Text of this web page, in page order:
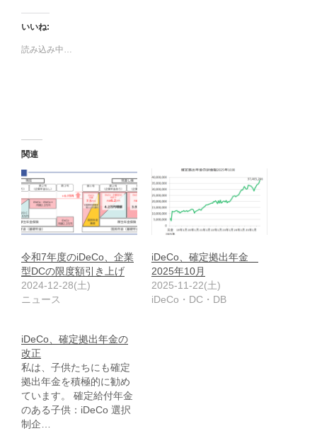
いいね:
読み込み中…
関連
令和7年度のiDeCo、企業
型DCの限度額引き上げ
2024-12-28(土)
ニュース
iDeCo、確定拠出年金
2025年10月
2025-11-22(土)
iDeCo・DC・DB
iDeCo、確定拠出年金の
改正
私は、子供たちにも確定
拠出年金を積極的に勧め
ています。 確定給付年金
のある子供：iDeCo 選択
制企…